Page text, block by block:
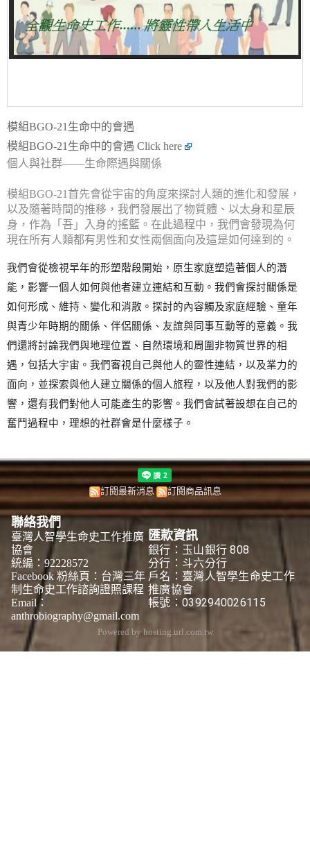
模組BGO-21生命中的會遇
模組BGO-21生命中的會遇 Click here
個人與社群——生命際遇與關係
模組BGO-21首先會從宇宙的角度來探討人類的進化和發展，
以及隨著時間的推移，我們發展出了物質體、以太身和星辰
身，作為「吾」入身的搖籃。在此過程中，我們會發現為何
現在所有人類都有男性和女性兩個面向及這是如何達到的。
我們會從檢視早年的形塑階段開始，原生家庭塑造著個人的潛
能，影響一個人如何與他者建立連結和互動。我們會探討關係是
如何形成、維持、變化和消散。探討的內容觸及家庭經驗、童年
與青少年時期的關係、伴侶關係、友誼與同事互動等的意義。 我
們還將討論我們與地理位置、自然環境和周圍非物質世界的相
遇 ，包括大宇宙。 我們審視自己與他人的靈性連結 ，以及業力的
面向，並探索與他人建立關係的個人旅程，以及他人對我們的影
響 ，還有我們對他人可能產生的影響 。我們會試著設想在自己的
奮鬥過程中，理想的社群會是什麼樣子 。
訂閱最新消息 訂閱商品訊息
聯絡我們
臺灣人智學生命史工作推廣
協會
統編：92228572
Facebook 粉絲頁： 台灣三年
制生命史工作諮詢證照課程
Email：
anthrobiography@gmail.com
匯款資訊
銀行：玉山銀行 808
分行：斗六分行
戶名：臺灣人智學生命史工作
推廣協會
帳號：0392940026115
Powered by hosting.url.com.tw